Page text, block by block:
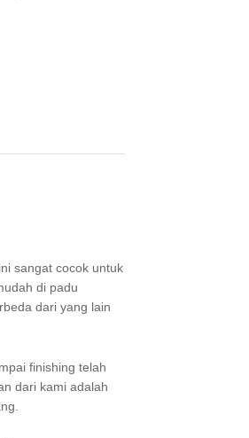
sangat cocok untuk
di padu
dari yang lain
finishing telah
dari kami adalah